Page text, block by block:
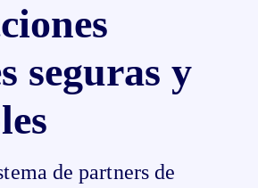
seguras y
de partners de